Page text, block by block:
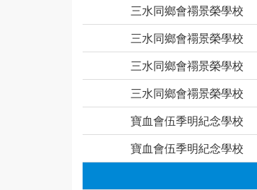
三水同鄉會禤景榮學校
三水同鄉會禤景榮學校
三水同鄉會禤景榮學校
三水同鄉會禤景榮學校
寶血會伍季明紀念學校
寶血會伍季明紀念學校